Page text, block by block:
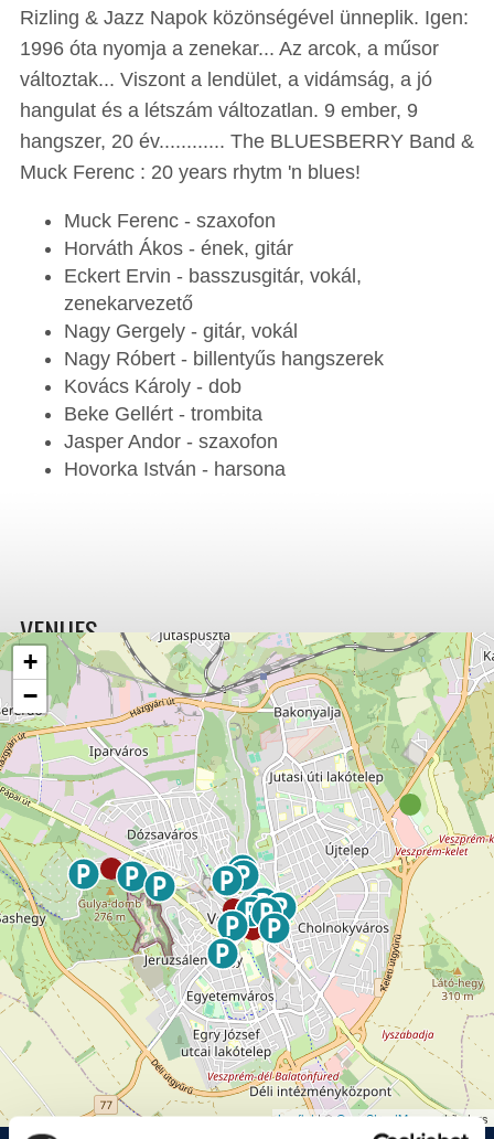
Rizling & Jazz Napok közönségével ünneplik. Igen:
1996 óta nyomja a zenekar... Az arcok, a műsor
változtak... Viszont a lendület, a vidámság, a jó
hangulat és a létszám változatlan. 9 ember, 9
hangszer, 20 év............ The BLUESBERRY Band &
Muck Ferenc : 20 years rhytm 'n blues!
Muck Ferenc - szaxofon
Horváth Ákos - ének, gitár
Eckert Ervin - basszusgitár, vokál,
zenekarvezető
Nagy Gergely - gitár, vokál
Nagy Róbert - billentyűs hangszerek
Kovács Károly - dob
Beke Gellért - trombita
Jasper Andor - szaxofon
Hovorka István - harsona
+
−
Leaflet| © OpenStreetMap contributors
VENUES